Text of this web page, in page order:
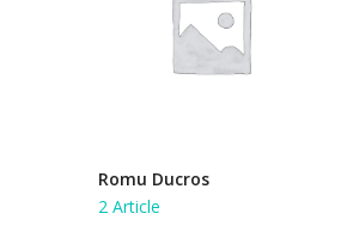
Romu Ducros
2 Article